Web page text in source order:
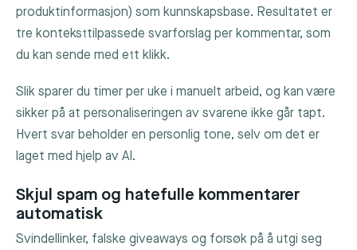
produktinformasjon) som kunnskapsbase. Resultatet er
tre konteksttilpassede svarforslag per kommentar, som
du kan sende med ett klikk.
Slik sparer du timer per uke i manuelt arbeid, og kan være
sikker på at personaliseringen av svarene ikke går tapt.
Hvert svar beholder en personlig tone, selv om det er
laget med hjelp av AI.
Skjul spam og hatefulle kommentarer
automatisk
Svindellinker, falske giveaways og forsøk på å utgi seg